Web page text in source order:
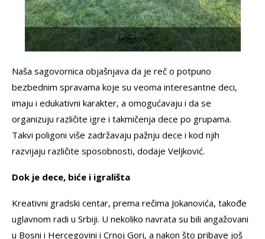
Jeladom
Naša sagovornica objašnjava da je reč o potpuno
bezbednim spravama koje su veoma interesantne deci,
imaju i edukativni karakter, a omogućavaju i da se
organizuju različite igre i takmičenja dece po grupama.
Takvi poligoni više zadržavaju pažnju dece i kod njih
razvijaju različite sposobnosti, dodaje Veljković.
Dok je dece, biće i igrališta
Kreativni gradski centar, prema rečima Jokanovića, takođe
uglavnom radi u Srbiji. U nekoliko navrata su bili angažovani
u Bosni i Hercegovini i Crnoj Gori, a nakon što pribave još